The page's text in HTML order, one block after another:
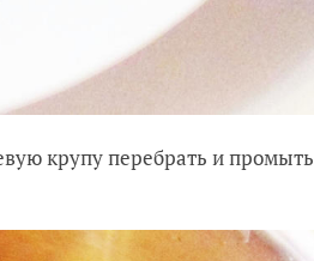
крупу перебрать и промыть